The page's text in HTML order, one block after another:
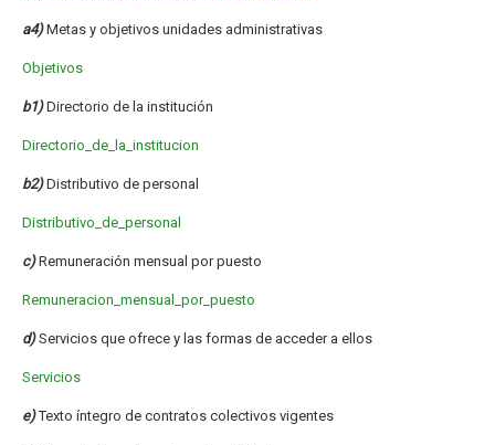
a4)Metas y objetivos unidades administrativas
Objetivos
b1)Directorio de la institución
Directorio_de_la_institucion
b2)Distributivo de personal
Distributivo_de_personal
c)Remuneración mensual por puesto
Remuneracion_mensual_por_puesto
d)Servicios que ofrece y las formas de acceder a ellos
Servicios
e)Texto íntegro de contratos colectivos vigentes